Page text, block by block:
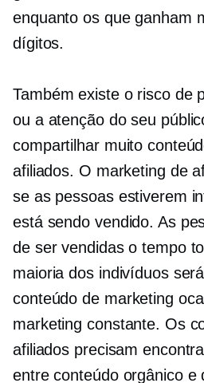
enquanto os que ganham
dígitos.
Também existe o risco de
ou a atenção do seu
compartilhar muito
afiliados. O marketing de
se as pessoas estiverem
está sendo vendido. As
de ser vendidas o tempo
maioria dos indivíduos
conteúdo de marketing
marketing constante. Os
afiliados precisam
entre conteúdo orgânico e